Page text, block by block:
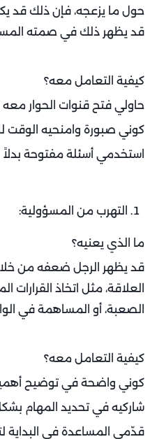
حول ما يزعجه، فإن ذلك
قد يظهر ذلك في صمته
كيفية التعامل معه؟
حاولي فتح قنوات الحوار
كوني صبورة وامنحيه الوقت
استخدمي أسئلة مفتوحة بدلاً
التهرب من المسؤولية:
ما الذي يعنيه؟
قد يظهر الرجل ضعفه من
العلاقة، مثل اتخاذ
الصعبة، أو المساهمة في
كيفية التعامل معه؟
كوني واضحة في توضيح
شاركيه في تحديد المهام
قدّمي المساعدة في